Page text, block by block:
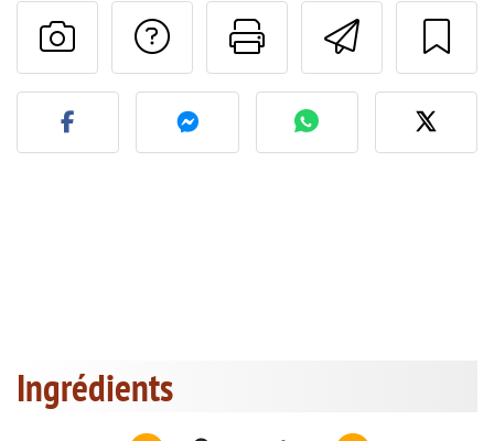
Imprimer
Poser une
Publier votre photo de
Ingrédients